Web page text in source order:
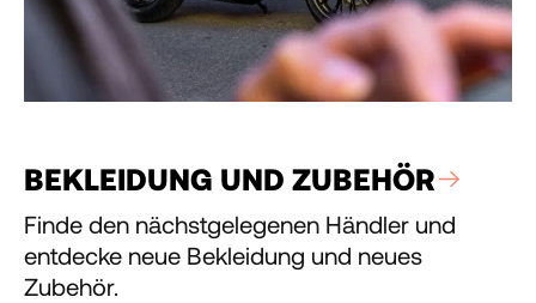
BEKLEIDUNG UND ZUBEHÖR
Finde den nächstgelegenen Händler und
entdecke neue Bekleidung und neues
Zubehör.